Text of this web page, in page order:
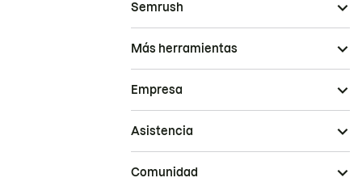
Semrush
Más herramientas
Empresa
Asistencia
Comunidad